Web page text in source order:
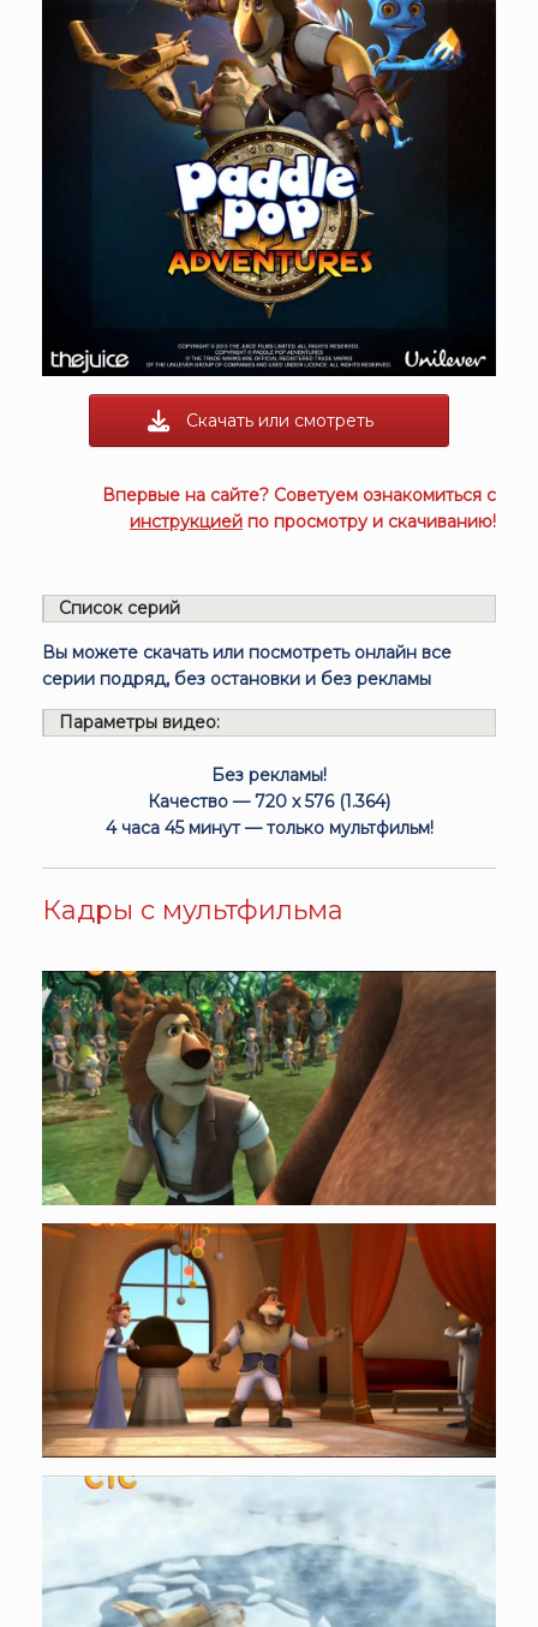
Скачать или смотреть
Впервые на сайте? Советуем ознакомиться с
инструкцией по просмотру и скачиванию!
Список серий
Вы можете скачать или посмотреть онлайн все
серии подряд, без остановки и без рекламы
Параметры видео:
Без рекламы!
Качество — 720 x 576 (1.364)
4 часа 45 минут — только мультфильм!
Кадры с мультфильма